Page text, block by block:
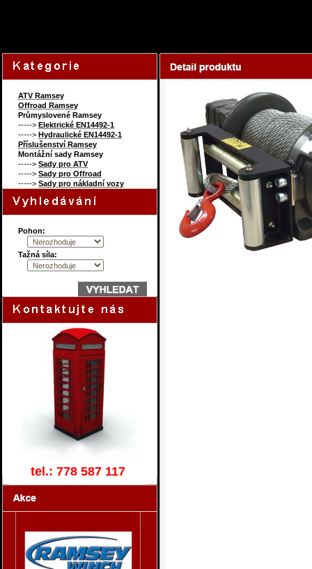
ATV Ramsey
Offroad Ramsey
Průmyslovené Ramsey
-----> Elektrické EN14492-1
-----> Hydraulické EN14492-1
Příslušenství Ramsey
Montážní sady Ramsey
-----> Sady pro ATV
-----> Sady pro Offroad
-----> Sady pro nákladní vozy
Pohon:
Tažná síla:
tel.: 778 587 117